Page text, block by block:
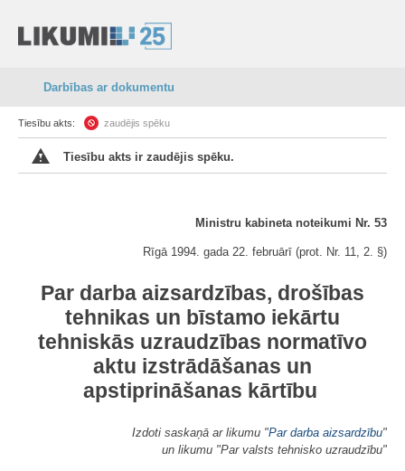
Darbības ar dokumentu
Tiesību akts: zaudējis spēku
Tiesību akts ir zaudējis spēku.
Ministru kabineta noteikumi Nr. 53
Rīgā 1994. gada 22. februārī (prot. Nr. 11, 2. §)
Par darba aizsardzības, drošības
tehnikas un bīstamo iekārtu
tehniskās uzraudzības normatīvo
aktu izstrādāšanas un
apstiprināšanas kārtību
Izdoti saskaņā ar likumu "Par darba aizsardzību"
un likumu "Par valsts tehnisko uzraudzību"